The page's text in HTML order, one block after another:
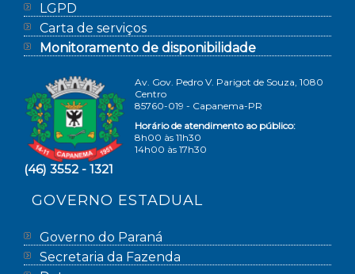
LGPD
Carta de serviços
Monitoramento de disponibilidade
Av. Gov. Pedro V. Parigot de Souza, 1080
Centro
85760-019 - Capanema-PR
Horário de atendimento ao público:
8h00 às 11h30
14h00 às 17h30
(46) 3552 - 1321
GOVERNO ESTADUAL
Governo do Paraná
Secretaria da Fazenda